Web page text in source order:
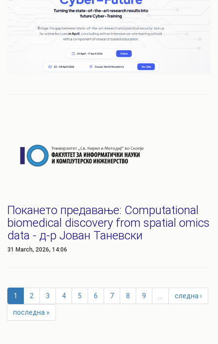
Покането предавање: Computational
biomedical discovery from spatial omics
data - д-р Јован Таневски
31 March, 2026, 14:06
1 2 3 4 5 6 7 8 9 следна ›
последна »